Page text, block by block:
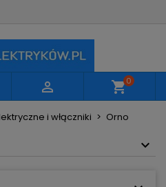
 shopping_cart0
i włączniki Orno
zapisać produkty na
Anuluj Zaloguj się